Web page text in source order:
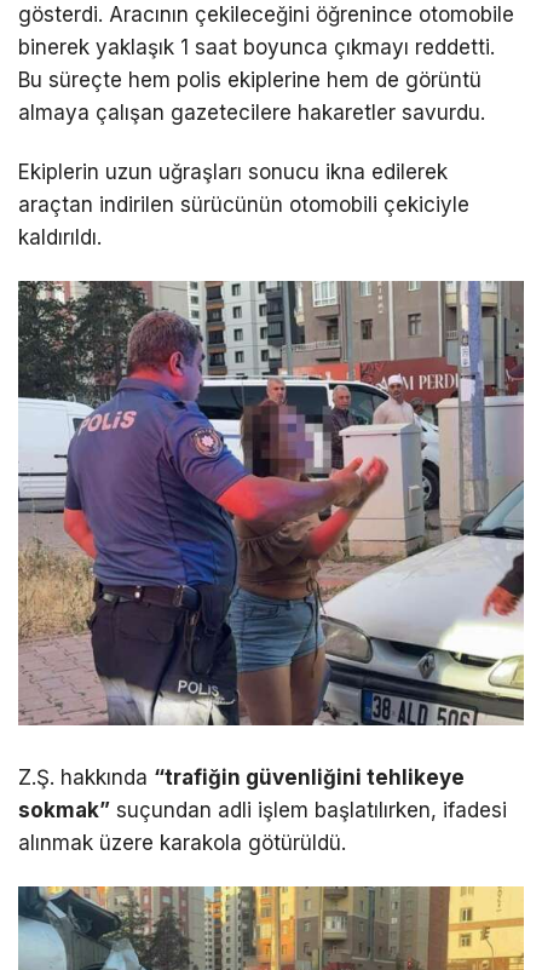
gösterdi. Aracının çekileceğini öğrenince otomobile
binerek yaklaşık 1 saat boyunca çıkmayı reddetti.
Bu süreçte hem polis ekiplerine hem de görüntü
almaya çalışan gazetecilere hakaretler savurdu.
Ekiplerin uzun uğraşları sonucu ikna edilerek
araçtan indirilen sürücünün otomobili çekiciyle
kaldırıldı.
Z.Ş. hakkında “trafiğin güvenliğini tehlikeye
sokmak” suçundan adli işlem başlatılırken, ifadesi
alınmak üzere karakola götürüldü.